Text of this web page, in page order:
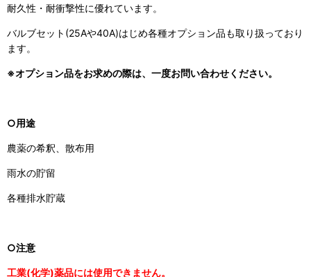
耐久性・耐衝撃性に優れています。
バルブセット(25Aや40A)はじめ各種オプション品も取り扱っており
ます。
※オプション品をお求めの際は、一度お問い合わせください。
○用途
農薬の希釈、散布用
雨水の貯留
各種排水貯蔵
○注意
工業(化学)薬品には使用できません。